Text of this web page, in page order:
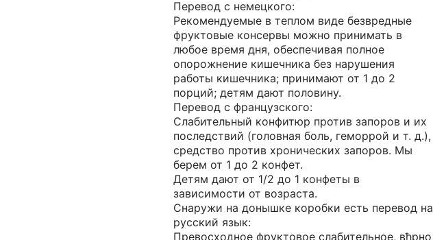
Перевод с немецкого:
Рекомендуемые в теплом виде безвредные
фруктовые консервы можно принимать в
любое время дня, обеспечивая полное
опорожнение кишечника без нарушения
работы кишечника; принимают от 1 до 2
порций; детям дают половину.
Перевод с французского:
Слабительный конфитюр против запоров и их
последствий (головная боль, геморрой и т. д.),
средство против хронических запоров. Мы
берем от 1 до 2 конфет.
Детям дают от 1/2 до 1 конфеты в
зависимости от возраста.
Снаружи на донышке коробки есть перевод на
русский язык:
Превосходное фруктовое слабительное, вђрно